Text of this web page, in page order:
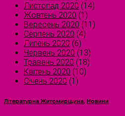
Листопад 2020 (14)
Жовтень 2020 (1)
Вересень 2020 (11)
Серпень 2020 (4)
Липень 2020 (6)
Червень 2020 (13)
Травень 2020 (18)
Квітень 2020 (10)
Січень 2020 (1)
Літературна Житомирщина, Новини